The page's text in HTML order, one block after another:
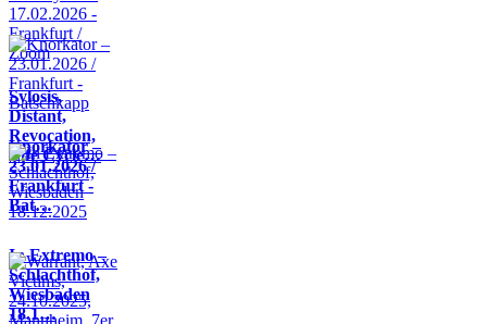
Sylosis,
Distant,
Revocation,
Life Cycle…
Knorkator –
23.01.2026 /
Frankfurt -
Bat…
In Extremo –
Schlachthof,
Wiesbaden
18.1…